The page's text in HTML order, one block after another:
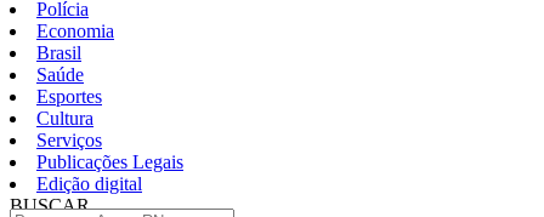
Polícia
Economia
Brasil
Saúde
Esportes
Cultura
Serviços
Publicações Legais
Edição digital
BUSCAR